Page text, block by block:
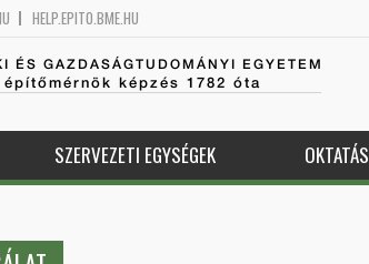
HELP.EPITO.BME.HU
ÉS GAZDASÁGTUDOMÁNYI EGYETEM
képzés 1782 óta
SZERVEZETI EGYSÉGEK OKTATÁS